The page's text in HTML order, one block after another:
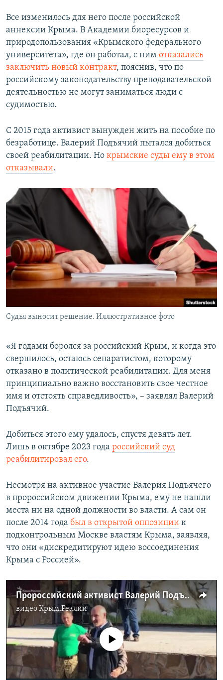
Все изменилось для него после российской
аннексии Крыма. В Академии биоресурсов и
природопользования «Крымского федерального
университета», где он работал, с ним отказались
заключить новый контракт, пояснив, что по
российскому законодательству преподавательской
деятельностью не могут заниматься люди с
судимостью.
С 2015 года активист вынужден жить на пособие по
безработице. Валерий Подъячий пытался добиться
своей реабилитации. Но крымские суды ему в этом
отказывали.
Судья выносит решение. Иллюстративное фото
«Я годами боролся за российский Крым, и когда это
свершилось, остаюсь сепаратистом, которому
отказано в политической реабилитации. Для меня
принципиально важно восстановить свое честное
имя и отстоять справедливость», – заявлял Валерий
Подъячий.
Добиться этого ему удалось, спустя девять лет.
Лишь в октябре 2023 года российский суд
реабилитировал его.
Несмотря на активное участие Валерия Подъячего
в пророссийском движении Крыма, ему не нашли
места ни на одной должности во власти. А сам он
после 2014 года был в открытой оппозиции к
подконтрольным Москве властям Крыма, заявляя,
что они «дискредитируют идею воссоединения
Крыма с Россией».
Пророссийский активист Валерий Подъячий высказался о крымских судах (видео)
видеоКрым.Реалии
No media source currently available